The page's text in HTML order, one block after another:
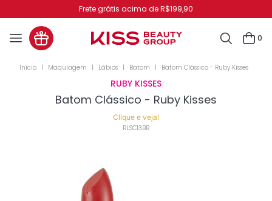
0
Maquiagem Lábios Batom Batom Clássico - Ruby Kisses
RUBY KISSES
Batom Clássico - Ruby Kisses
Clique e veja!
RLSC13BR